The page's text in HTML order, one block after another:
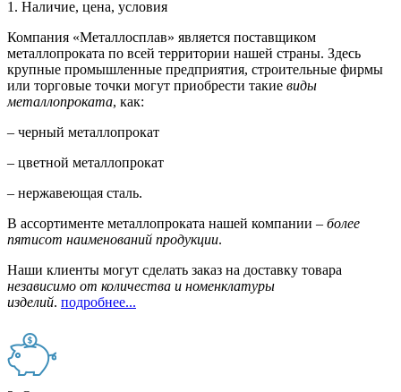
1. Наличие, цена, условия
Компания «Металлосплав» является поставщиком
металлопроката по всей территории нашей страны. Здесь
крупные промышленные предприятия, строительные фирмы
или торговые точки могут приобрести такие виды
металлопроката, как:
– черный металлопрокат
– цветной металлопрокат
– нержавеющая сталь.
В ассортименте металлопроката нашей компании – более
пятисот наименований продукции.
Наши клиенты могут сделать заказ на доставку товара
независимо от количества и номенклатуры
изделий. подробнее...